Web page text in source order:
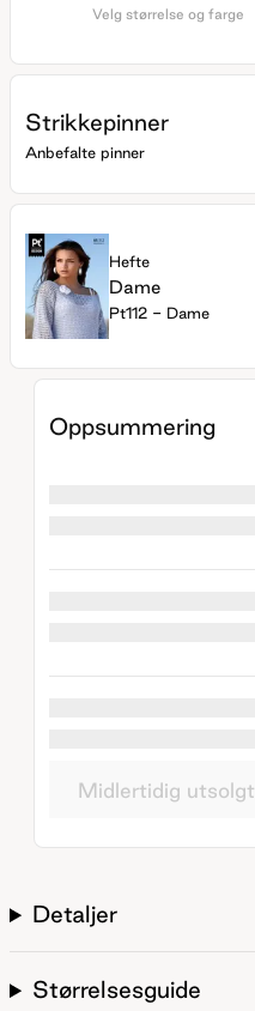
Velg størrelse og farge
Strikkepinner
Anbefalte pinner
Hefte
Dame
Pt112 - Dame
Oppsummering
Midlertidig utsolgt
Detaljer
Størrelsesguide